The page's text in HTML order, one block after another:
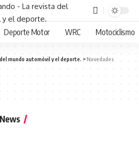
Deporte Motor WRC Motociclismo
mundo automóvil y el deporte. >Novedades